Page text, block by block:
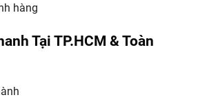
hàng
Tại TP.HCM & Toàn